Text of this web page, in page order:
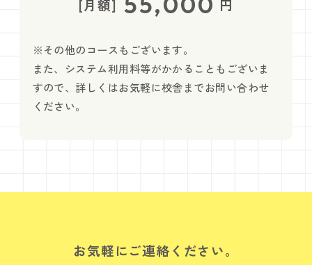
[月額]
円
※その他のコースもございます。
また、システム利用料等がかかることもございま
すので、詳しくはお気軽に校舎までお問い合わせ
ください。
お気軽にご連絡ください。